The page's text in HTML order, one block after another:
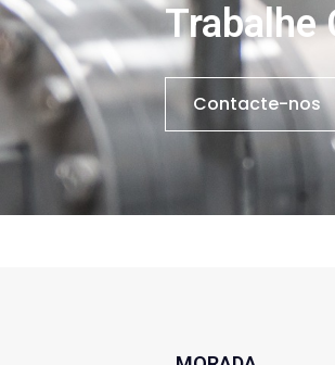
Trabalhe
Contacte-nos